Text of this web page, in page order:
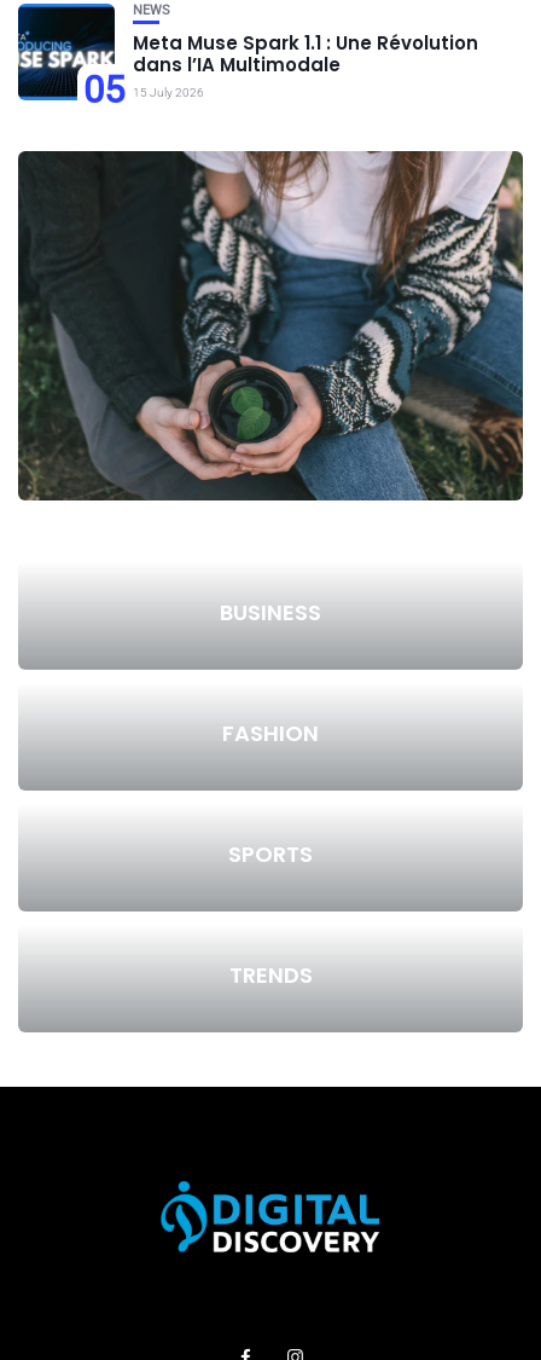
05
NEWS
Meta Muse Spark 1.1 : Une Révolution
dans l’IA Multimodale
15 July 2026
BUSINESS
FASHION
SPORTS
TRENDS